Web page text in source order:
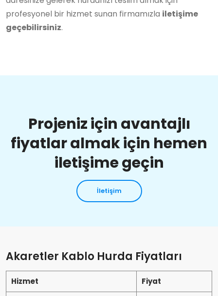
profesyonel bir hizmet sunan firmamızla iletişime
geçebilirsiniz.
Projeniz için avantajlı
fiyatlar almak için hemen
iletişime geçin
İletişim
Akaretler Kablo Hurda Fiyatları
Hizmet Fiyat